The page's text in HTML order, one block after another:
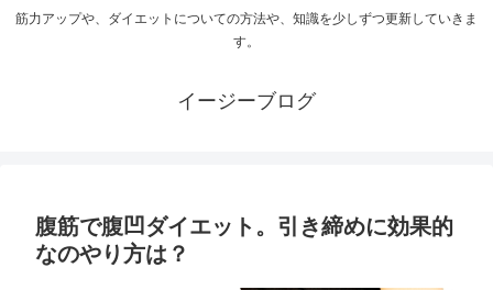
筋力アップや、ダイエットについての方法や、知識を少しずつ更新していきま
す。
イージーブログ
腹筋で腹凹ダイエット。引き締めに効果的
なのやり方は？